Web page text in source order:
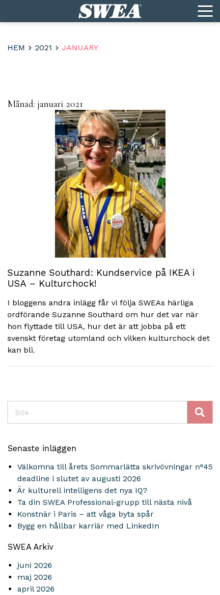
HEM 2021 JANUARY
Månad: januari 2021
Suzanne Southard: Kundservice på IKEA i
USA – Kulturchock!
I bloggens andra inlägg får vi följa SWEAs härliga
ordförande Suzanne Southard om hur det var när
hon flyttade till USA, hur det är att jobba på ett
svenskt företag utomland och vilken kulturchock det
kan bli.
Senaste inläggen
Välkomna till årets Sommarlätta skrivövningar n°45
deadline i slutet av augusti 2026
Är kulturell intelligens det nya IQ?
Ta din SWEA Professional-grupp till nästa nivå
Konstnär i Paris – att våga byta spår
Bygg en hållbar karriär med LinkedIn
SWEA Arkiv
juni 2026
maj 2026
april 2026